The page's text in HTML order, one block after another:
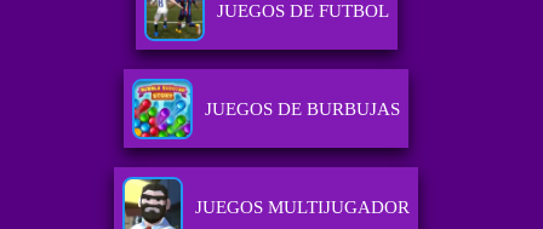
JUEGOS DE FUTBOL
JUEGOS DE BURBUJAS
JUEGOS MULTIJUGADOR